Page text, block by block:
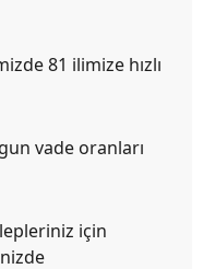
81 ilimize hızlı
vade oranları
için